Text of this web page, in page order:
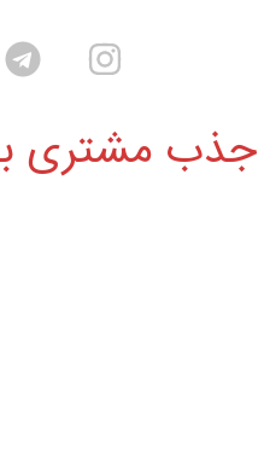
جذب مشتری